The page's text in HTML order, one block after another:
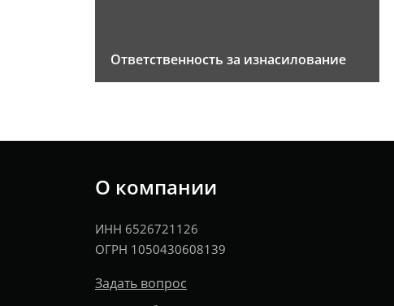
Ответственность за изнасилование
О компании
ИНН 6526721126
ОГРН 1050430608139
Задать вопрос